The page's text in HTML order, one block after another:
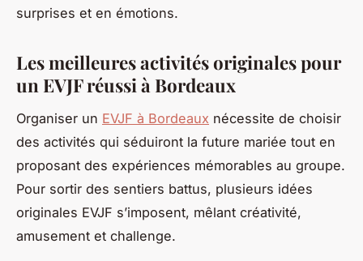
surprises et en émotions.
Les meilleures activités originales pour
un EVJF réussi à Bordeaux
Organiser un EVJF à Bordeaux nécessite de choisir
des activités qui séduiront la future mariée tout en
proposant des expériences mémorables au groupe.
Pour sortir des sentiers battus, plusieurs idées
originales EVJF s’imposent, mêlant créativité,
amusement et challenge.